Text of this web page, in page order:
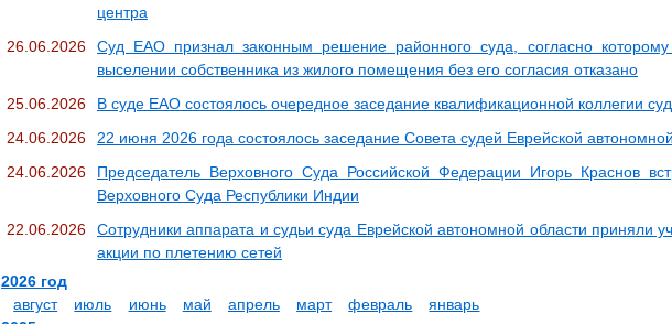
центра
26.06.2026
Суд ЕАО признал законным решение районного суда, согласно
выселении собственника из жилого помещения без его согласия отказано
25.06.2026
В суде ЕАО состоялось очередное заседание квалификационной коллегии
24.06.2026
22 июня 2026 года состоялось заседание Совета судей Еврейской
24.06.2026
Председатель Верховного Суда Российской Федерации Игорь Краснов
Верховного Суда Республики Индии
22.06.2026
Сотрудники аппарата и судьи суда Еврейской автономной области приняли
акции по плетению сетей
2026 год
август
июль июнь май апрель март февраль
январь